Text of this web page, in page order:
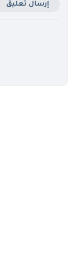
إرسال تعليق